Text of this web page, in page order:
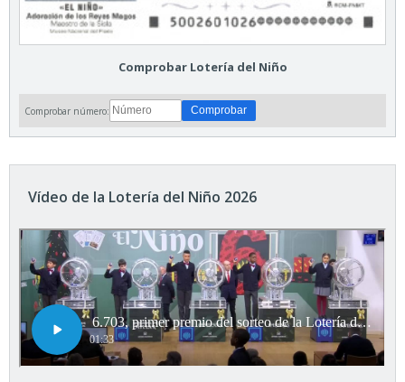
Comprobar Lotería del Niño
Comprobar número:
Vídeo de la Lotería del Niño 2026